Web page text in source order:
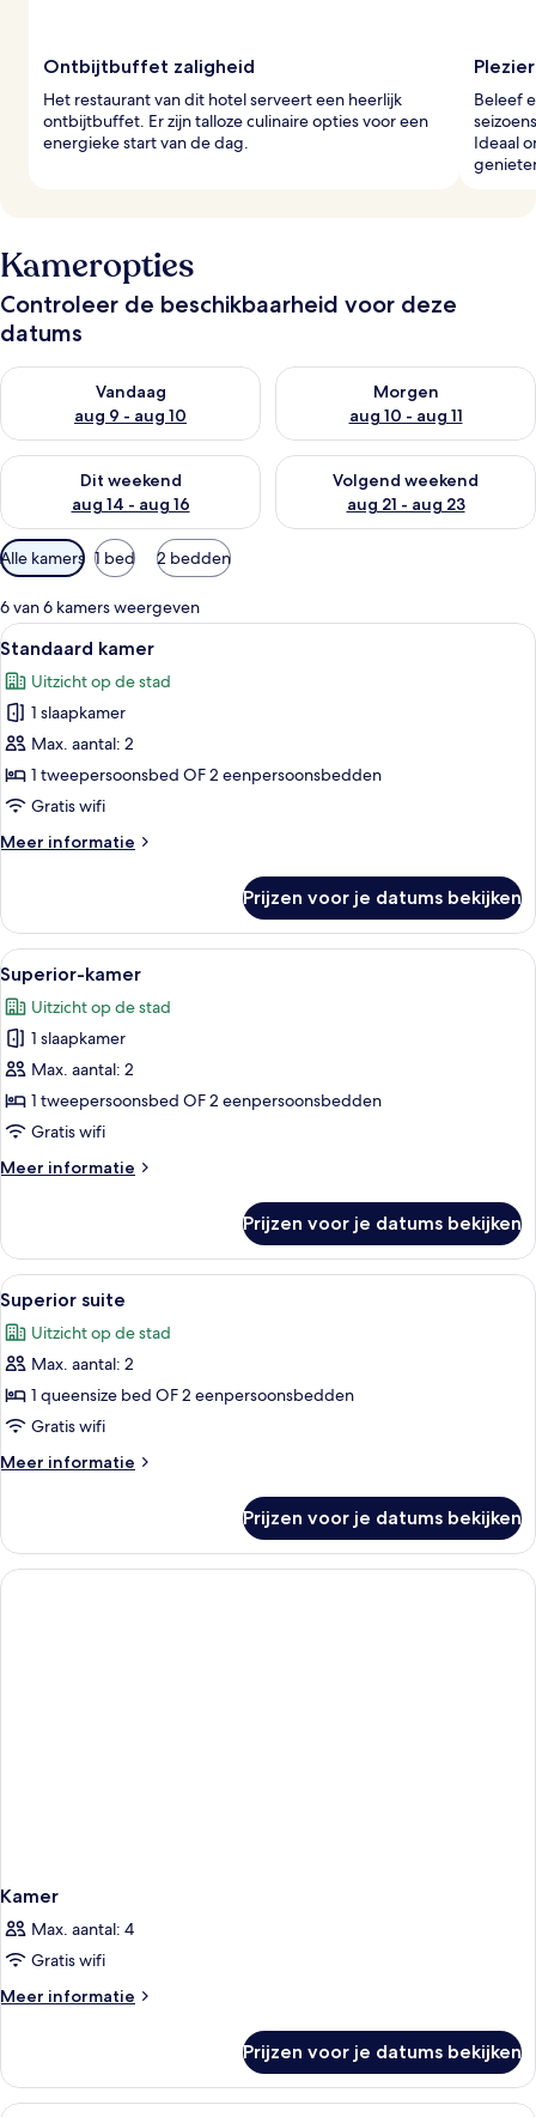
Ontbijtbuffet zaligheid
Het restaurant van dit hotel serveert een heerlijk
ontbijtbuffet. Er zijn talloze culinaire opties voor een
energieke start van de dag.
Beleef
Ideaal
Kameropties
Controleer de beschikbaarheid voor deze
datums
Vandaag
aug 9 - aug 10
De beschikbaarheid controleren voor vanavond aug 9 - aug
Morgen
aug 10 - aug 11
De beschikbaarheid
Dit weekend
aug 14 - aug 16
De beschikbaarheid controleren voor dit weekend aug 14 -
Volgend weekend
aug 21 - aug 23
De beschikbaarheid
Beschikbare
filters
voor
kamers
Alle kamers 1 bed 2 bedden
6 van 6 kamers weergeven
Alle
foto's
voor
Standaard
kamer
laden
Een hotelkamer met twee bedden,
7
Standaard kamer
Uitzicht op de stad
1 slaapkamer
Max. aantal: 2
1 tweepersoonsbed OF 2 eenpersoonsbedden
Gratis wifi
Meer informatie
Meer
kamer
Prijzen voor je datums bekijken
Alle
foto's
voor
Superior-
kamer
laden
Een hotelkamer met twee bedden,
6
Superior-kamer
Uitzicht op de stad
1 slaapkamer
Max. aantal: 2
1 tweepersoonsbed OF 2 eenpersoonsbedden
Gratis wifi
Meer informatie
Meer
kamer
Prijzen voor je datums bekijken
Alle
foto's
voor
Superior
suite
laden
Een moderne hotelkamer met een
10
Superior suite
Uitzicht op de stad
Max. aantal: 2
1 queensize bed OF 2 eenpersoonsbedden
Gratis wifi
Meer informatie
Meer
suite
Prijzen voor je datums bekijken
Kamer
Max. aantal: 4
Gratis wifi
Meer informatie
Meer
Prijzen voor je datums bekijken